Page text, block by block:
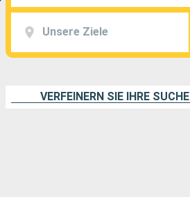
Unsere Ziele
VERFEINERN SIE IHRE SUCHE